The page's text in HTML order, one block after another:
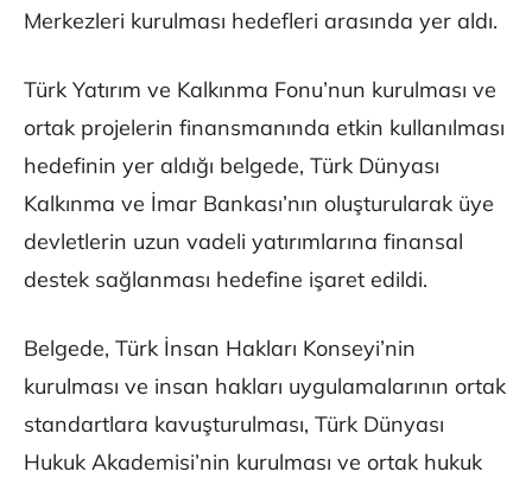
Merkezleri kurulması hedefleri arasında yer aldı.
Türk Yatırım ve Kalkınma Fonu’nun kurulması ve
ortak projelerin finansmanında etkin kullanılması
hedefinin yer aldığı belgede, Türk Dünyası
Kalkınma ve İmar Bankası’nın oluşturularak üye
devletlerin uzun vadeli yatırımlarına finansal
destek sağlanması hedefine işaret edildi.
Belgede, Türk İnsan Hakları Konseyi’nin
kurulması ve insan hakları uygulamalarının ortak
standartlara kavuşturulması, Türk Dünyası
Hukuk Akademisi’nin kurulması ve ortak hukuk